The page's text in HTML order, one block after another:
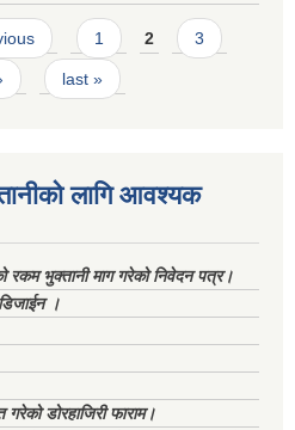
1 2 3
last »
लागि आवश्यक
रकम भुक्तानी माग गरेको निवेदन पत्र।
।
डोरहाजिरी फाराम।